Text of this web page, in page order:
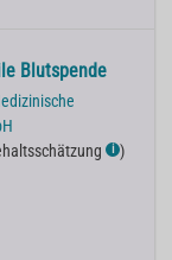
Blutspende
ℹ )